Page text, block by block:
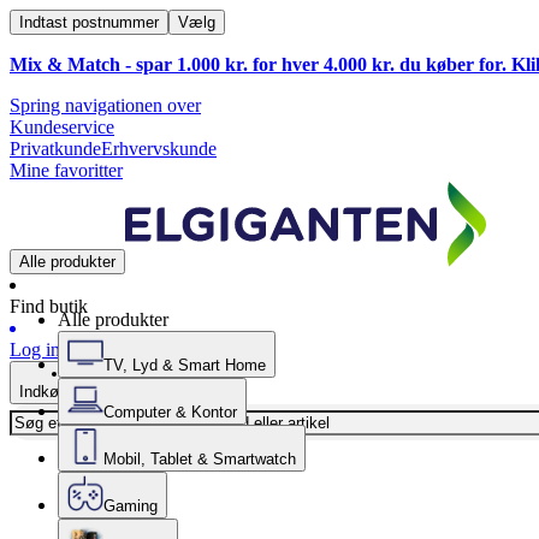
Indtast postnummer Vælg
Mix & Match - spar 1.000 kr. for hver 4.000 kr. du køber for.
Spring navigationen over
Kundeservice
PrivatkundeErhvervskunde
Mine favoritter
Alle produkter
Find butik
Log ind
Indkøbskurv
Alle produkter
TV, Lyd & Smart Home
Computer & Kontor
Mobil, Tablet & Smartwatch
Gaming